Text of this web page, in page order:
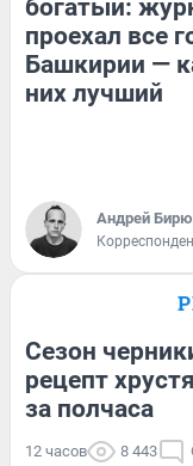
богатый:
проехал все
Башкирии —
них лучший
Андрей
Сезон
рецепт
за полчаса
12 часов 8 443